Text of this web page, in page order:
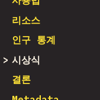
리소스
인구 통계
시상식
결론